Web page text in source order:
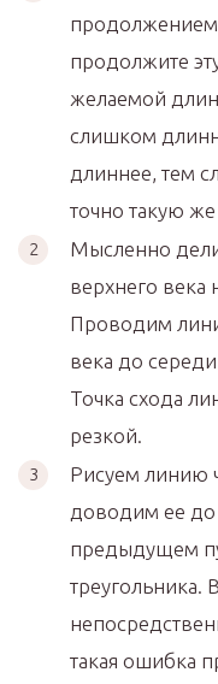
продолжением
продолжите
желаемой
слишком
длиннее, тем
точно такую же
Мысленно
верхнего века
Проводим
века до
Точка схода
резкой.
Рисуем линию
доводим ее до
предыдущем
треугольника.
такая ошибка